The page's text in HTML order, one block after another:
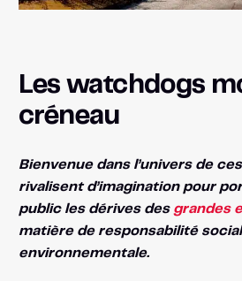
Les watchdogs
créneau
Bienvenue dans l’univers de
rivalisent d’imagination pour
public les dérives des grandes
matière de responsabilité
environnementale.